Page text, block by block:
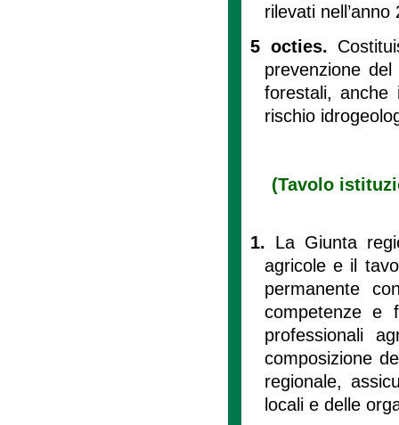
rilevati nell’anno
5 octies.
prevenzione
forestali, anche
rischio
(Tavolo
1. La Giunta
agricole e il
permanente
competenze e
professionali
composizione
regionale,
locali e delle